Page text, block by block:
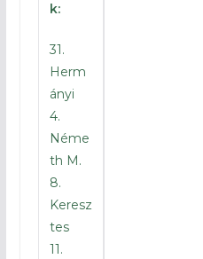
k:
31.
Herm
ányi
4.
Néme
th M.
8.
Keresz
tes
11.